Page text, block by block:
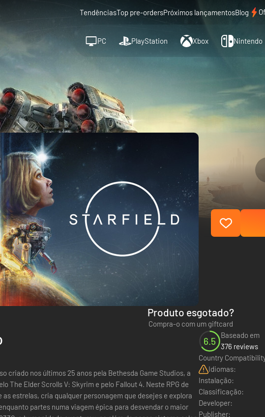
TendênciasTop pre-ordersPróximos lançamentosBlog
PC PlayStation Xbox Nintendo
Produto esgotado?
Compra-o com um giftcard
criado nos últimos 25 anos pela Bethesda Game Studios, a
The Elder Scrolls V: Skyrim e pelo Fallout 4. Neste RPG de
estrelas, cria qualquer personagem que desejes e explora
partes numa viagem épica para desvendar o maior
6.5
Baseado em
376 reviews
Country
Idiomas:
Instalação:
Classificação:
Developer:
Publisher: